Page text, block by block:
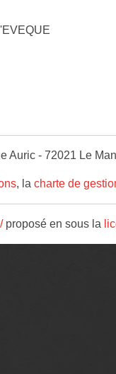
Auric - 72021 Le
, la charte de
proposé en sous la